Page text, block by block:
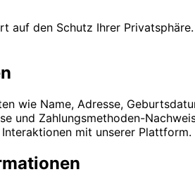
auf den Schutz Ihrer
wie Name, Adresse,
und Zahlungsmethoden-
mit unserer